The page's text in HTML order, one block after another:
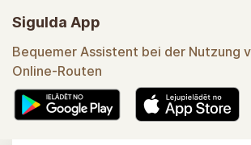
Sigulda App
Bequemer Assistent bei der Nutzung
Online-Routen